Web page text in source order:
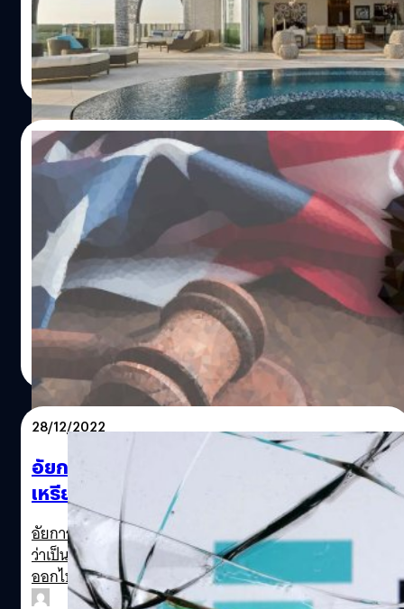
การล่มสลายของ FTX
สรวิชญ์ พระสุจริตวงศ์| 1304 days ago
Read More
02/01/2023
อดีตซีอีโอของ FTX เตรียมขึ้นศาล 3 ม.ค. นี้
คาดปฏิเสธทุกข้อกล่าวหา
Sam Bankman-Fried อดีตซีอีโอของ FTX เตรียมขึ้นศาลนัด
แรกวันอังคารนี้ (3 ม.ค.) โดยคาดว่าเขาจะปฏิเสธข้อกล่าวหา
คดีอาญาในการฉ้อโกงนักลงทุนของ FTX
วาณิชชา สายเสมา | 1312 days ago
28/12/2022
อัยการสหรัฐฯ เร่งสืบหาสินทรัพย์ 370 ล้าน
เหรียญที่หายไปหลัง FTX ยื่นล้มละลาย
อัยการสหรัฐฯ กำลังสืบสวนการก่ออาชญากรรมไซเบอร์ที่คาด
ว่าเป็นการโจรกรรมสินทรัพย์มูลค่า 370 ล้านเหรียญ ซึ่งหาย
ออกไปจาก FTX หลังจากยื่นล้มละลาย